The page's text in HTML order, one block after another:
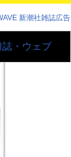
新潮社雑誌広告
誌・ウェブ